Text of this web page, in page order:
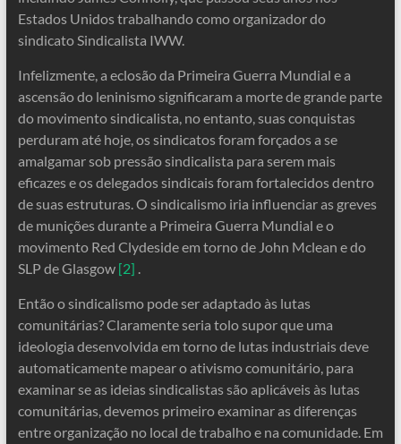
Estados Unidos trabalhando como organizador do
sindicato Sindicalista IWW.
Infelizmente, a eclosão da Primeira Guerra Mundial e a
ascensão do leninismo significaram a morte de grande parte
do movimento sindicalista, no entanto, suas conquistas
perduram até hoje, os sindicatos foram forçados a se
amalgamar sob pressão sindicalista para serem mais
eficazes e os delegados sindicais foram fortalecidos dentro
de suas estruturas. O sindicalismo iria influenciar as greves
de munições durante a Primeira Guerra Mundial e o
movimento Red Clydeside em torno de John Mclean e do
SLP de Glasgow [2] .
Então o sindicalismo pode ser adaptado às lutas
comunitárias? Claramente seria tolo supor que uma
ideologia desenvolvida em torno de lutas industriais deve
automaticamente mapear o ativismo comunitário, para
examinar se as ideias sindicalistas são aplicáveis ​​às lutas
comunitárias, devemos primeiro examinar as diferenças
entre organização no local de trabalho e na comunidade. Em